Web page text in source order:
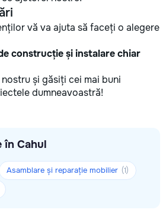
vă va ajuta să faceți o alegere
construcție și instalare chiar
și găsiți cei mai buni
dumneavoastră!
în Cahul
Asamblare și reparație mobilier (1)